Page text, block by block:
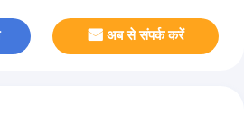
अब से संपर्क करें